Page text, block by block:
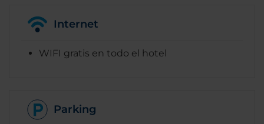
Internet
WIFI gratis en todo el hotel
Parking